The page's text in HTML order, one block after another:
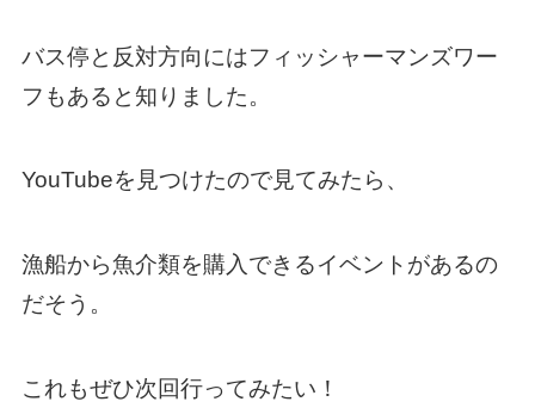
バス停と反対方向にはフィッシャーマンズワー
フもあると知りました。
YouTubeを見つけたので見てみたら、
漁船から魚介類を購入できるイベントがあるの
だそう。
これもぜひ次回行ってみたい！